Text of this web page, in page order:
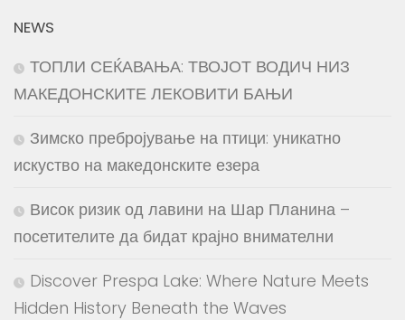
NEWS
ТОПЛИ СЕЌАВАЊА: ТВОЈОТ ВОДИЧ НИЗ
МАКЕДОНСКИТЕ ЛЕКОВИТИ БАЊИ
Зимско пребројување на птици: уникатно
искуство на македонските езера
Висок ризик од лавини на Шар Планина –
посетителите да бидат крајно внимателни
Discover Prespa Lake: Where Nature Meets
Hidden History Beneath the Waves